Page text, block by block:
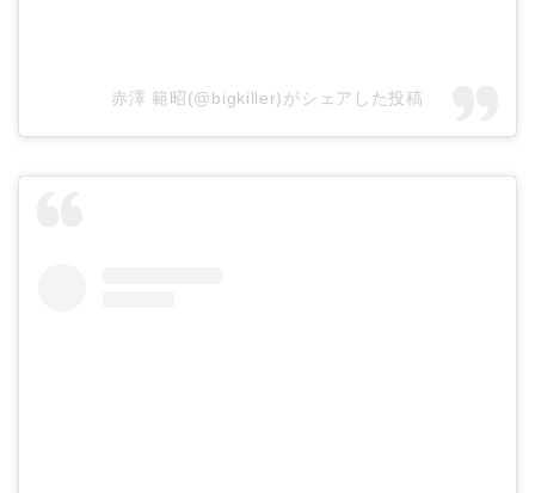
赤澤 範昭(@bigkiller)がシェアした投稿